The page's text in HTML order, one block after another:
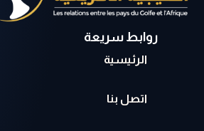
روابط سريعة
الرئيسية
اتصل بنا